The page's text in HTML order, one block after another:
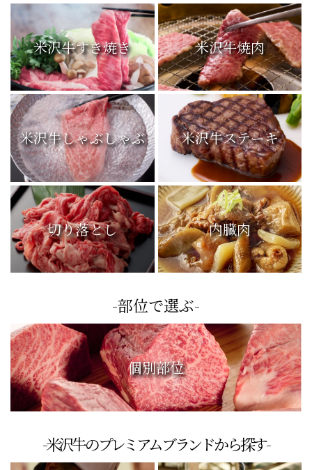
米沢牛すき焼き 米沢牛焼肉
米沢牛しゃぶしゃぶ 米沢牛ステーキ
切り落とし 内臓肉
-部位で選ぶ-
個別部位
-米沢牛のプレミアムブランドから探す-